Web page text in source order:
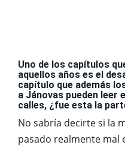
Uno de los capítulos
aquellos años es el
capítulo que además
a Jánovas pueden leer
calles, ¿fue esta la
No sabría decirte si la
pasado realmente